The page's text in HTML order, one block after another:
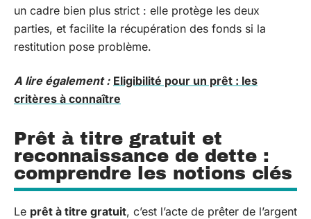
un cadre bien plus strict : elle protège les deux
parties, et facilite la récupération des fonds si la
restitution pose problème.
A lire également : Eligibilité pour un prêt : les
critères à connaître
Prêt à titre gratuit et
reconnaissance de dette :
comprendre les notions clés
Le prêt à titre gratuit, c’est l’acte de prêter de l’argent